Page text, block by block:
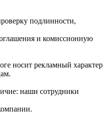
подлинности,
и комиссионную
носит рекламный характер
наши сотрудники